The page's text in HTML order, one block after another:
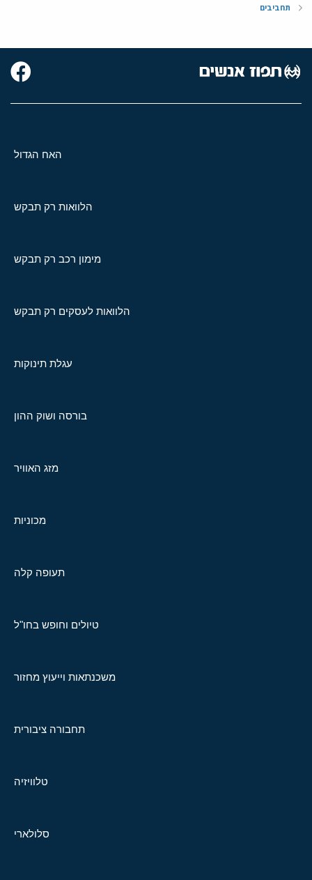
תחביבים
האח הגדול
הלוואות רק תבקש
מימון רכב רק תבקש
הלוואות לעסקים רק תבקש
עגלת תינוקות
בורסה ושוק ההון
מזג האוויר
מכוניות
תעופה קלה
טיולים וחופש בחו"ל
משכנתאות וייעוץ מחזור
תחבורה ציבורית
טלוויזיה
סלולארי